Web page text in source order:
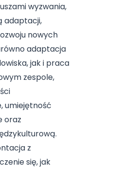
wyzwania,
adaptacji,
nowych
adaptacja
jak i praca
zespole,
umiejętność
oraz
z
się, jak